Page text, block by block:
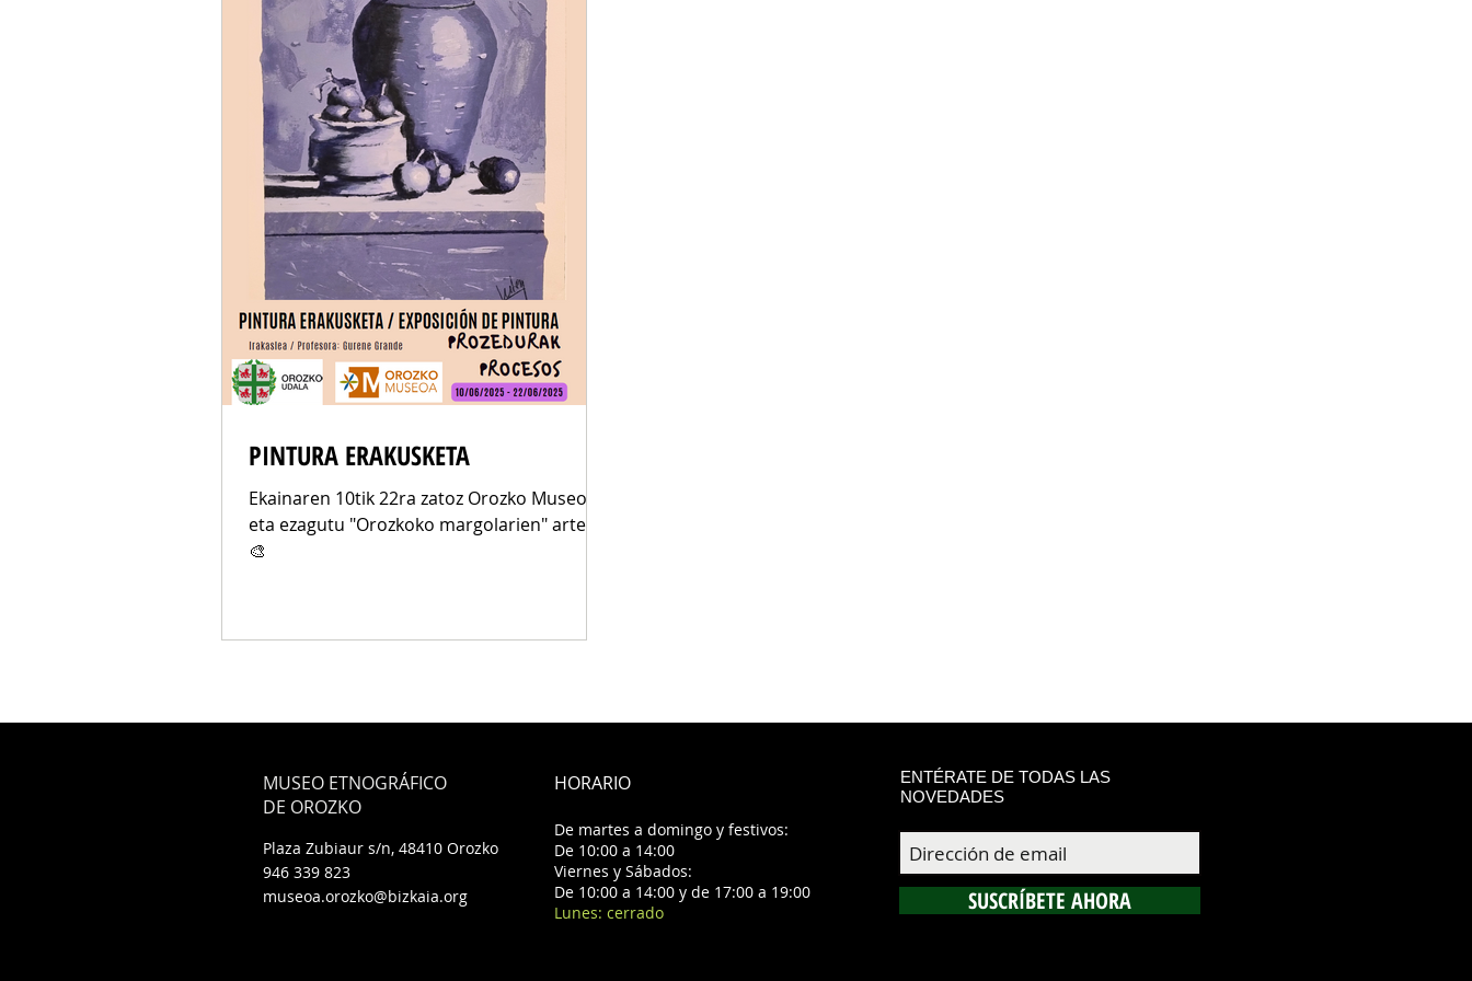
PINTURA ERAKUSKETA
Ekainaren 10tik 22ra zatoz Orozko Museora
eta ezagutu "Orozkoko margolarien" artea!
🎨
MUSEO ETNOGRÁFICO
DE OROZKO
Plaza Zubiaur s/n, 48410 Orozko
946 339 823
museoa.orozko@bizkaia.org
HORARIO
De martes a domingo y festivos:
De 10:00 a 14:00
Viernes y Sábados:
De 10:00 a 14:00 y de 17:00 a 19:00
Lunes: cerrado
ENTÉRATE DE TODAS LAS
NOVEDADES
SUSCRÍBETE AHORA